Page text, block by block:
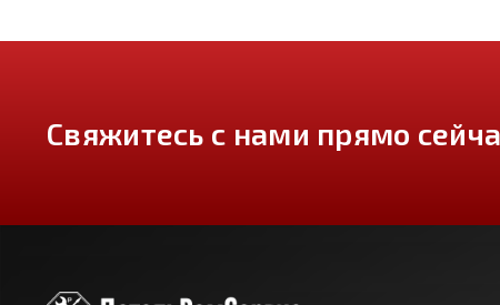
Свяжитесь с нами прямо